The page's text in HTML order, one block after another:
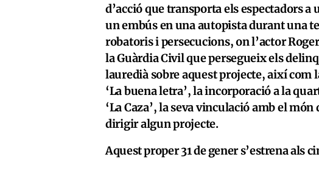
d’acció que transporta els espectadors
un embús en una autopista durant una
robatoris i persecucions, on l’actor
la Guàrdia Civil que persegueix els
lauredià sobre aquest projecte, així com
‘La buena letra’, la incorporació a la
‘La Caza’, la seva vinculació amb el
dirigir algun projecte.
Aquest proper 31 de gener s’estrena als